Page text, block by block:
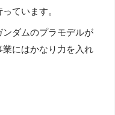
ています。
ンダムのプラモデルが
にはかなり力を入れ